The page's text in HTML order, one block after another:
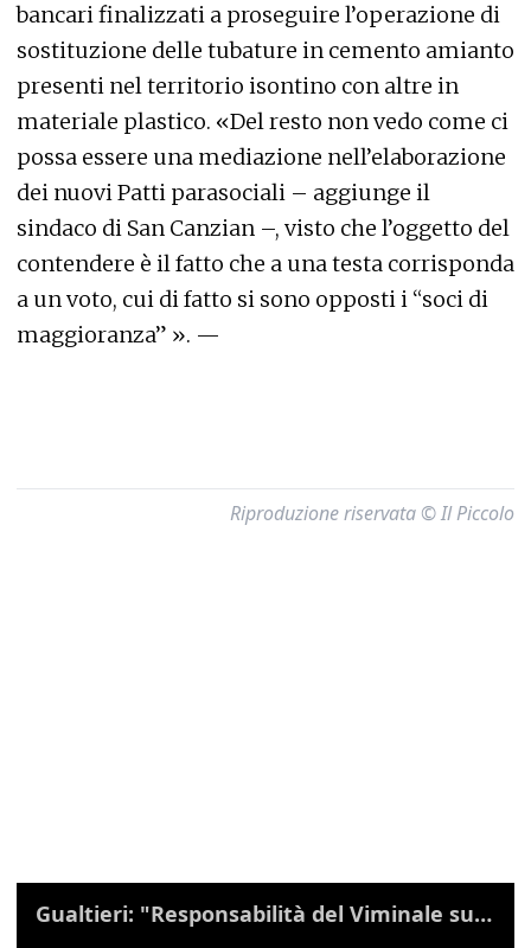
bancari finalizzati a proseguire l’operazione di
sostituzione delle tubature in cemento amianto
presenti nel territorio isontino con altre in
materiale plastico. «Del resto non vedo come ci
possa essere una mediazione nell’elaborazione
dei nuovi Patti parasociali – aggiunge il
sindaco di San Canzian –, visto che l’oggetto del
contendere è il fatto che a una testa corrisponda
a un voto, cui di fatto si sono opposti i “soci di
maggioranza” ». —
Riproduzione riservata © Il Piccolo
Gualtieri: "Responsabilità del Viminale su Spin Time? La posizione dei partiti è nota"